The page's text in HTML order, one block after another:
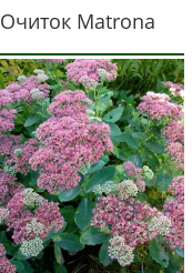
Очиток Matrona